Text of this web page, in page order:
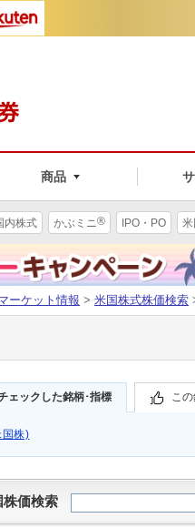
商品
内株式 かぶミニ® IPO・PO
ーケット情報 > 米国株式株価検索
ェックした銘柄･指標 こ
国株)